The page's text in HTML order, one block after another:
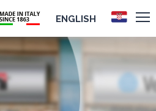
ENGLISH